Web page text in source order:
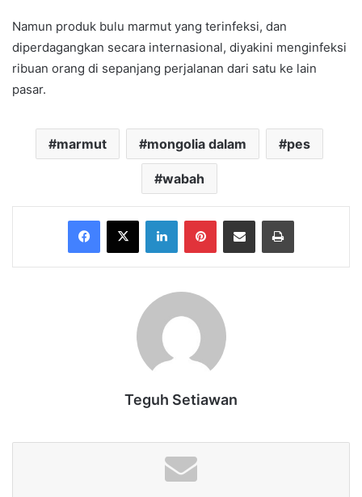
Namun produk bulu marmut yang terinfeksi, dan
diperdagangkan secara internasional, diyakini menginfeksi
ribuan orang di sepanjang perjalanan dari satu ke lain
pasar.
marmut mongolia dalam pes
wabah
Facebook
X LinkedInPinterestShare via Email Print
Teguh Setiawan